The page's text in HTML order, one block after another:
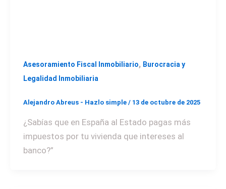
Asesoramiento Fiscal Inmobiliario, Burocracia y
Legalidad Inmobiliaria
Alejandro Abreus - Hazlo simple / 13 de octubre de 2025
¿Sabías que en España al Estado pagas más
impuestos por tu vivienda que intereses al
banco?”